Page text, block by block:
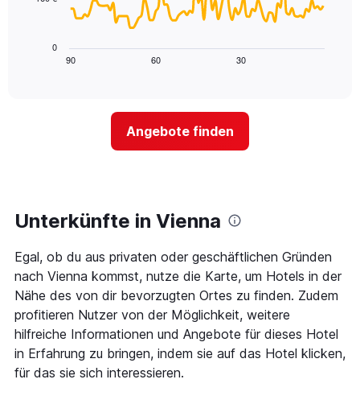
die
anzeigt.
anzeigt.
Diagramm
näher
das
rückt.
Das
Diagramm
hat
1
X-
Achse,
die
die
90 60 30
0
Angebote finden
Unterkünfte in Vienna
Egal, ob du aus privaten oder geschäftlichen Gründen
nach Vienna kommst, nutze die Karte, um Hotels in der
Nähe des von dir bevorzugten Ortes zu finden. Zudem
profitieren Nutzer von der Möglichkeit, weitere
hilfreiche Informationen und Angebote für dieses Hotel
in Erfahrung zu bringen, indem sie auf das Hotel klicken,
für das sie sich interessieren.